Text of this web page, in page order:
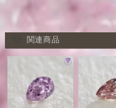
関連商品